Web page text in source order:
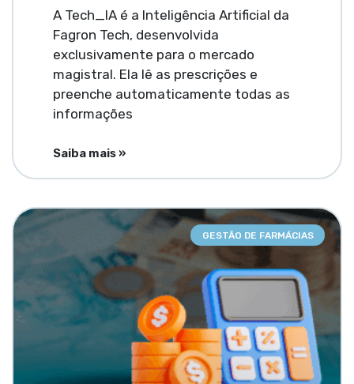
A Tech_IA é a Inteligência Artificial da
Fagron Tech, desenvolvida
exclusivamente para o mercado
magistral. Ela lê as prescrições e
preenche automaticamente todas as
informações
Saiba mais »
GESTÃO DE FARMÁCIAS